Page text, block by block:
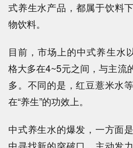
式养生水产品，都属于饮
物饮料。
目前，市场上的中式养生水
格大多在4~5元之间，与主流
多。不同的是，红豆薏米水
在“养生”的功效上。
中式养生水的爆发，一方面